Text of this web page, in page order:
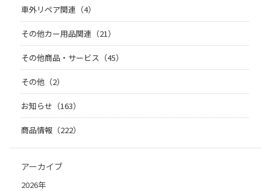
車外リペア関連（4）
その他カー用品関連（21）
その他商品・サービス（45）
その他（2）
お知らせ（163）
商品情報（222）
アーカイブ
2026年